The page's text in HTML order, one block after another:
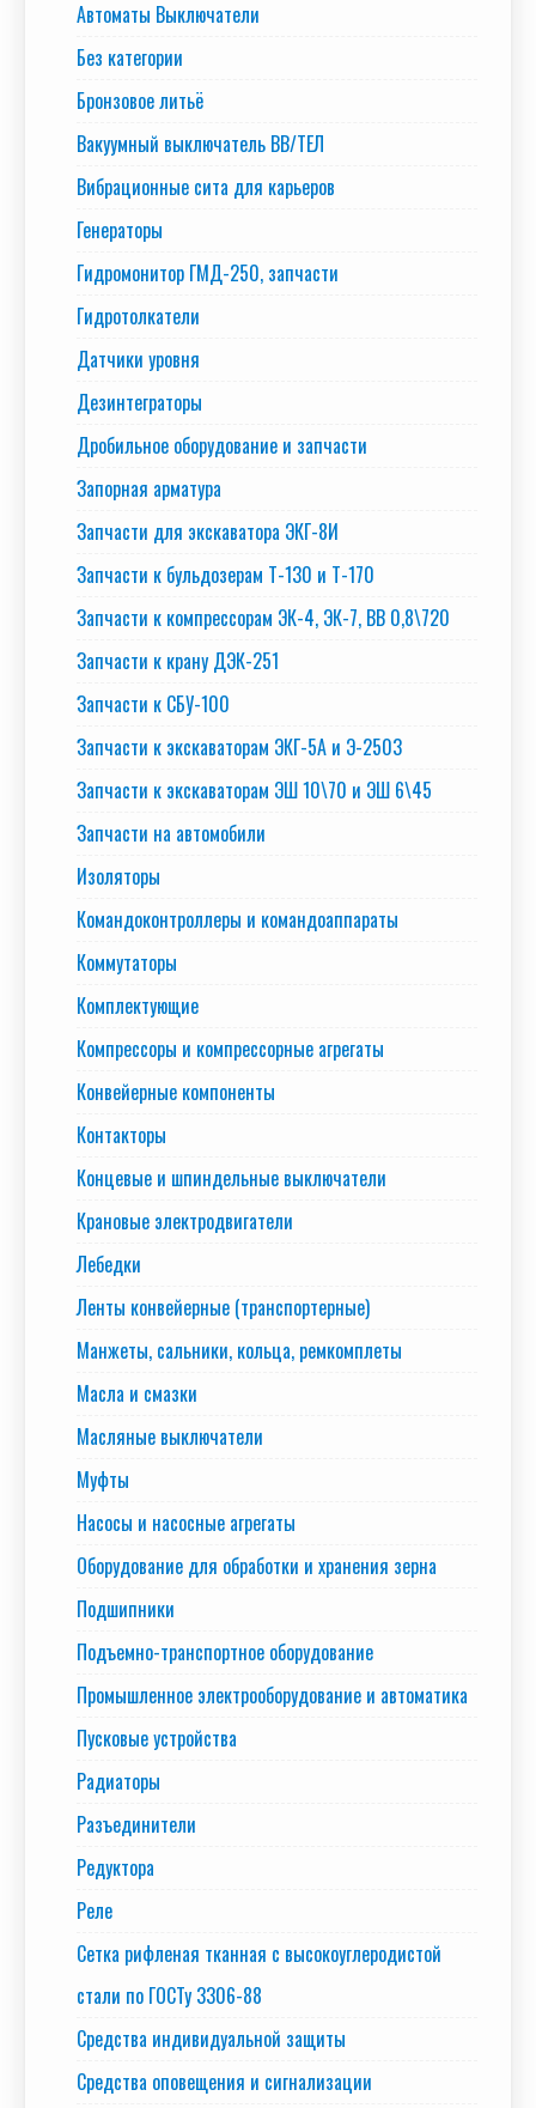
Автоматы Выключатели
Без категории
Бронзовое литьё
Вакуумный выключатель BB/TEЛ
Вибрационные сита для карьеров
Генераторы
Гидромонитор ГМД-250, запчасти
Гидротолкатели
Датчики уровня
Дезинтеграторы
Дробильное оборудование и запчасти
Запорная арматура
Запчасти для экскаватора ЭКГ-8И
Запчасти к бульдозерам Т-130 и Т-170
Запчасти к компрессорам ЭК-4, ЭК-7, ВВ 0,8\720
Запчасти к крану ДЭК-251
Запчасти к СБУ-100
Запчасти к экскаваторам ЭКГ-5А и Э-2503
Запчасти к экскаваторам ЭШ 10\70 и ЭШ 6\45
Запчасти на автомобили
Изоляторы
Командоконтроллеры и командоаппараты
Коммутаторы
Комплектующие
Компрессоры и компрессорные агрегаты
Конвейерные компоненты
Контакторы
Концевые и шпиндельные выключатели
Крановые электродвигатели
Лебедки
Ленты конвейерные (транспортерные)
Манжеты, сальники, кольца, ремкомплеты
Масла и смазки
Масляные выключатели
Муфты
Насосы и насосные агрегаты
Оборудование для обработки и хранения зерна
Подшипники
Подъемно-транспортное оборудование
Промышленное электрооборудование и автоматика
Пусковые устройства
Радиаторы
Разъединители
Редуктора
Реле
Сетка рифленая тканная с высокоуглеродистой
стали по ГОСТу 3306-88
Средства индивидуальной защиты
Средства оповещения и сигнализации